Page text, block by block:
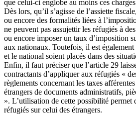
que celui-ci englobe au moins ces
Dès lors, qu’il s’agisse de l’assiette
ou encore des formalités liées à
ne peuvent pas assujettir les réfugiés à
ou encore imposer un taux d’imposition
aux nationaux. Toutefois, il est également
et le national soient placés dans des
Enfin, il faut préciser que l’article 29
contractants d’appliquer aux réfugiés «
règlements concernant les taxes
étrangers de documents administratifs,
». L’utilisation de cette possibilité permet
réfugiés sur celui des étrangers.